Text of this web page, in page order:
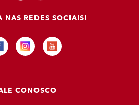
CONOSCO
NAS REDES SOCIAIS!